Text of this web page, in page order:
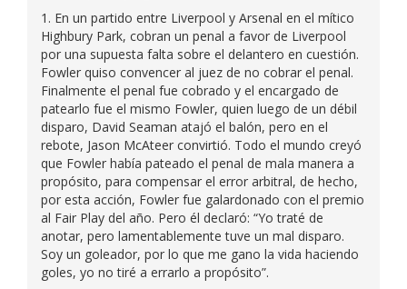
1. En un partido entre Liverpool y Arsenal en el mítico
Highbury Park, cobran un penal a favor de Liverpool
por una supuesta falta sobre el delantero en cuestión.
Fowler quiso convencer al juez de no cobrar el penal.
Finalmente el penal fue cobrado y el encargado de
patearlo fue el mismo Fowler, quien luego de un débil
disparo, David Seaman atajó el balón, pero en el
rebote, Jason McAteer convirtió. Todo el mundo creyó
que Fowler había pateado el penal de mala manera a
propósito, para compensar el error arbitral, de hecho,
por esta acción, Fowler fue galardonado con el premio
al Fair Play del año. Pero él declaró: “Yo traté de
anotar, pero lamentablemente tuve un mal disparo.
Soy un goleador, por lo que me gano la vida haciendo
goles, yo no tiré a errarlo a propósito”.